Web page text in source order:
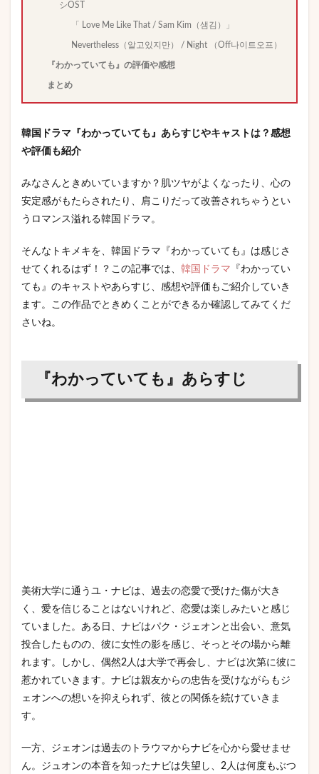
シOST
「 Love Me Like That / Sam Kim（샘김）」
Nevertheless（알고있지만） / Night （Off나이트오프）
『わかっていても』の評価や感想
まとめ
韓国ドラマ『わかっていても』あらすじやキャストは？感想
や評価も紹介
みなさんときめいていますか？肌ツヤがよくなったり、心の
安定感がもたらされたり、肩こりだって改善されちゃうとい
うロマンス溢れる韓国ドラマ。
そんなトキメキを、韓国ドラマ『わかっていても』は感じさ
せてくれるはず！？この記事では、 韓国ドラマ 『わかってい
ても』のキャストやあらすじ、感想や評価もご紹介していき
ます。この作品でときめくことができるか確認してみてくだ
さいね。
『わかっていても』あらすじ
美術大学に通うユ・ナビは、過去の恋愛で受けた傷が大き
く、愛を信じることはないけれど、恋愛は楽しみたいと感じ
ていました。ある日、ナビはパク・ジェオンと出会い、意気
投合したものの、彼に女性の影を感じ、そっとその場から離
れます。しかし、偶然2人は大学で再会し、ナビは次第に彼に
惹かれていきます。ナビは親友からの忠告を受けながらもジ
ェオンへの想いを抑えられず、彼との関係を続けていきま
す。
一方、ジェオンは過去のトラウマからナビを心から愛せませ
ん。ジュオンの本音を知ったナビは失望し、2人は何度もぶつ